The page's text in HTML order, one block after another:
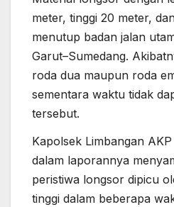
meter, tinggi 20 meter,
menutup badan jalan
Garut–Sumedang.
roda dua maupun roda
sementara waktu tidak
tersebut.
Kapolsek Limbangan
dalam laporannya
peristiwa longsor dipicu
tinggi dalam beberapa